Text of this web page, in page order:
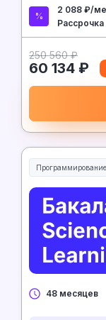
2 088 ₽/
Рассрочка
250 560 ₽
60 134 ₽
48 месяцев